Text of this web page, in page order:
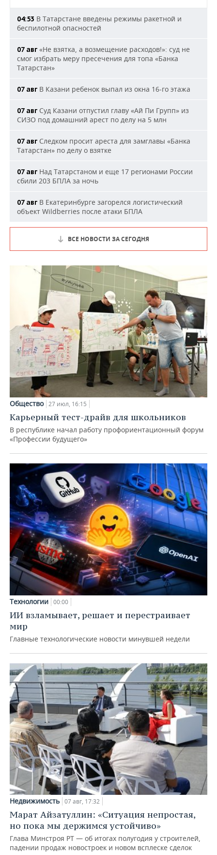
04:53 В Татарстане введены режимы ракетной и
беспилотной опасностей
07 авг «Не взятка, а возмещение расходов!»: суд не
смог избрать меру пресечения для топа «Банка
Татарстан»
07 авг В Казани ребенок выпал из окна 16-го этажа
07 авг Суд Казани отпустил главу «Ай Пи Групп» из
СИЗО под домашний арест по делу на 5 млн
07 авг Следком просит ареста для замглавы «Банка
Татарстан» по делу о взятке
07 авг Над Татарстаном и еще 17 регионами России
сбили 203 БПЛА за ночь
07 авг В Екатеринбурге загорелся логистический
объект Wildberries после атаки БПЛА
ВСЕ НОВОСТИ ЗА СЕГОДНЯ
Общество 27 июл, 16:15
Карьерный тест-драйв для школьников
В республике начал работу профориентационный форум
«Профессии будущего»
Технологии 00:00
ИИ взламывает, решает и перестраивает
мир
Главные технологические новости минувшей недели
Недвижимость 07 авг, 17:32
Марат Айзатуллин: «Ситуация непростая,
но пока мы держимся устойчиво»
Глава Минстроя РТ — об итогах полугодия у строителей,
падении продаж новостроек и новом всплеске сделок